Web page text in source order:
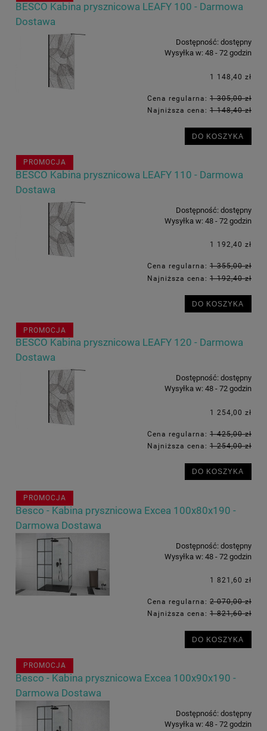
BESCO Kabina prysznicowa LEAFY 100 - Darmowa
Dostawa
Dostępność: dostępny
Wysyłka w: 48 - 72 godzin
1 148,40 zł
Cena regularna: 1 305,00 zł
Najniższa cena: 1 148,40 zł
DO KOSZYKA
BESCO Kabina prysznicowa LEAFY 110 - Darmowa
Dostawa
Dostępność: dostępny
Wysyłka w: 48 - 72 godzin
1 192,40 zł
Cena regularna: 1 355,00 zł
Najniższa cena: 1 192,40 zł
DO KOSZYKA
PROMOCJA
BESCO Kabina prysznicowa LEAFY 120 - Darmowa
Dostawa
Dostępność: dostępny
Wysyłka w: 48 - 72 godzin
1 254,00 zł
Cena regularna: 1 425,00 zł
Najniższa cena: 1 254,00 zł
DO KOSZYKA
PROMOCJA
Besco - Kabina prysznicowa Excea 100x80x190 -
Darmowa Dostawa
Dostępność: dostępny
Wysyłka w: 48 - 72 godzin
1 821,60 zł
Cena regularna: 2 070,00 zł
Najniższa cena: 1 821,60 zł
DO KOSZYKA
PROMOCJA
Besco - Kabina prysznicowa Excea 100x90x190 -
Darmowa Dostawa
Dostępność: dostępny
Wysyłka w: 48 - 72 godzin
PROMOCJA